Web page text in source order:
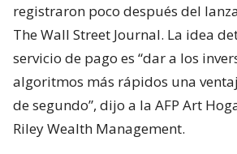
registraron poco después del
The Wall Street Journal. La idea
servicio de pago es “dar a los
algoritmos más rápidos una
de segundo”, dijo a la AFP Art
Riley Wealth Management.